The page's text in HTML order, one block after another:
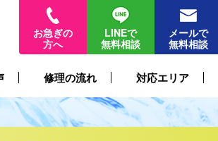
お急ぎの
方へ
LINEで
無料相談
メールで
無料相談
修理の流れ 対応エリア